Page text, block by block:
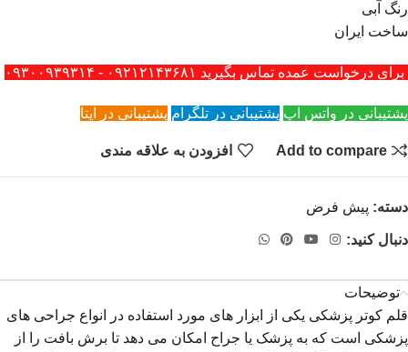
رنگ آبی
ساخت ایران
برای درخواست عمده تماس بگیرید ۰۹۲۱۲۱۴۳۶۸۱ - ۰۹۳۰۰۹۳۹۳۱۴
پشتیبانی در واتس اپ پشتیبانی در تلگرام پشتیبانی در ایتا
Add to compare افزودن به علاقه مندی
دسته: پیش فرض
دنبال کنید:
توضیحات
قلم کوتر پزشکی یکی از ابزار های مورد استفاده در انواع جراحی های
پزشکی است که به پزشک یا جراح امکان می دهد تا برش بافت را از